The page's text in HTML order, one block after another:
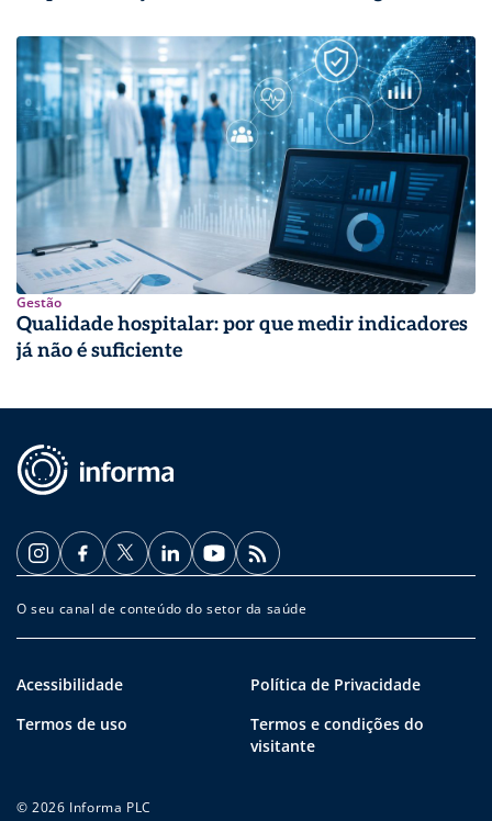
Gestão
Qualidade hospitalar: por que medir indicadores
já não é suficiente
O seu canal de conteúdo do setor da saúde
Acessibilidade
Política de Privacidade
Termos de uso
Termos e condições do
visitante
© 2026 Informa PLC